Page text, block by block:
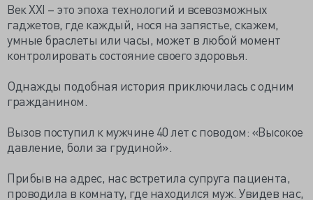
Век XXI – это эпоха технологий и всевозможных
гаджетов, где каждый, нося на запястье, скажем,
умные браслеты или часы, может в любой момент
контролировать состояние своего здоровья.
Однажды подобная история приключилась с одним
гражданином.
Вызов поступил к мужчине 40 лет с поводом: «Высокое
давление, боли за грудиной».
Прибыв на адрес, нас встретила супруга пациента,
проводила в комнату, где находился муж. Увидев нас,